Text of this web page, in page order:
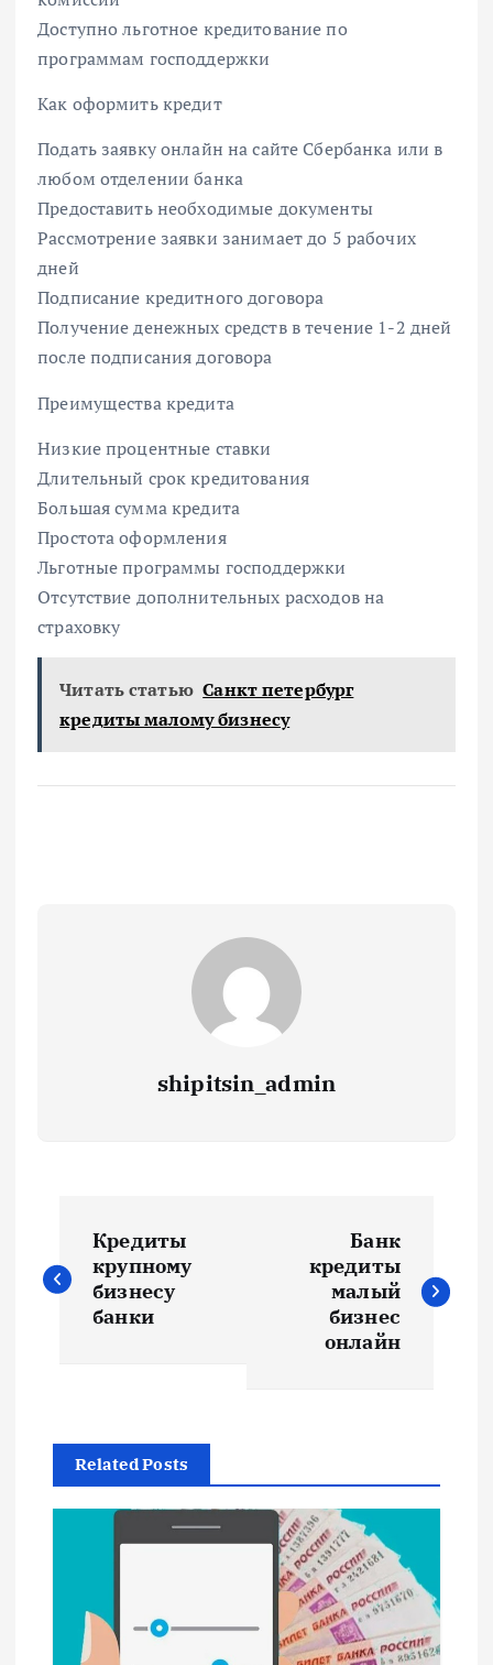
Доступно льготное кредитование по
программам господдержки
Как оформить кредит
Подать заявку онлайн на сайте Сбербанка или в
любом отделении банка
Предоставить необходимые документы
Рассмотрение заявки занимает до 5 рабочих
дней
Подписание кредитного договора
Получение денежных средств в течение 1-2 дней
после подписания договора
Преимущества кредита
Низкие процентные ставки
Длительный срок кредитования
Большая сумма кредита
Простота оформления
Льготные программы господдержки
Отсутствие дополнительных расходов на
страховку
Читать статью Санкт петербург
кредиты малому бизнесу
shipitsin_admin
а
г
а
Кредиты
крупному
бизнесу
банки
Банк
кредиты
малый
бизнес
онлайн
Related Posts